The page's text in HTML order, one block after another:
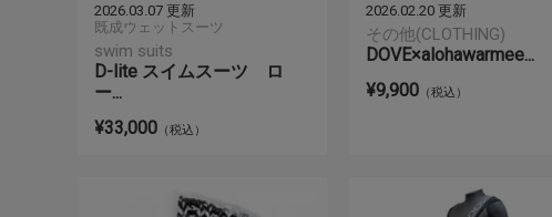
2026.03.07 更新
既成ウェットスーツ
swim suits
D-lite スイムスーツ ロ
ー...
¥33,000 （税込）
2026.02.20 更新
その他(CLOTHING)
DOVE×alohawarmee...
¥9,900（税込）